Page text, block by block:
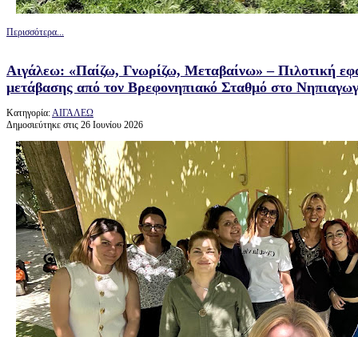
Περισσότερα...
Αιγάλεω: «Παίζω, Γνωρίζω, Μεταβαίνω» – Πιλοτική
μετάβασης από τον Βρεφονηπιακό Σταθμό στο
Κατηγορία:ΑΙΓΑΛΕΩ
Δημοσιεύτηκε στις 26 Ιουνίου 2026